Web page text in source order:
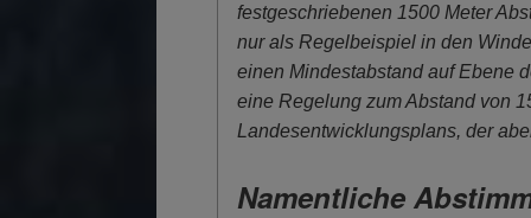
festgeschriebenen 1500 Meter
nur als Regelbeispiel in den
einen Mindestabstand auf Ebene
eine Regelung zum Abstand von
Landesentwicklungsplans, der
Namentliche